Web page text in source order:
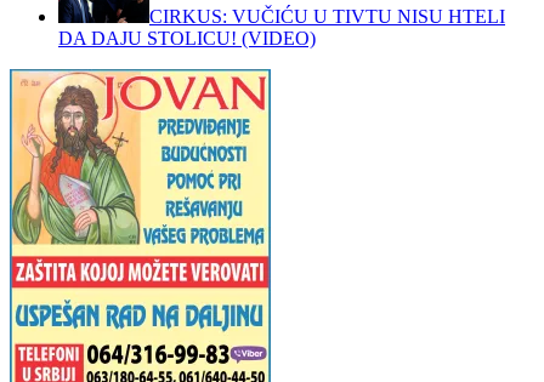
CIRKUS: VUČIĆU U TIVTU NISU HTELI
DA DAJU STOLICU! (VIDEO)